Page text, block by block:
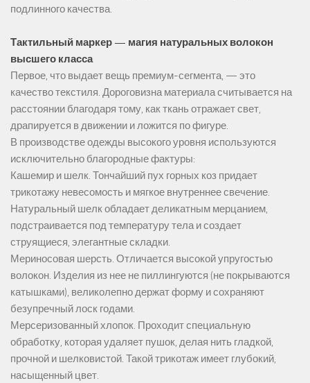
подлинного качества.
Тактильный маркер — магия натуральных волокон
высшего класса
Первое, что выдает вещь премиум-сегмента, — это
качество текстиля. Дороговизна материала считывается на
расстоянии благодаря тому, как ткань отражает свет,
драпируется в движении и ложится по фигуре.
В производстве одежды высокого уровня используются
исключительно благородные фактуры:
Кашемир и шелк. Тончайший пух горных коз придает
трикотажу невесомость и мягкое внутреннее свечение.
Натуральный шелк обладает деликатным мерцанием,
подстраивается под температуру тела и создает
струящиеся, элегантные складки.
Мериносовая шерсть. Отличается высокой упругостью
волокон. Изделия из нее не пиллингуются (не покрываются
катышками), великолепно держат форму и сохраняют
безупречный лоск годами.
Мерсеризованный хлопок. Проходит специальную
обработку, которая удаляет пушок, делая нить гладкой,
прочной и шелковистой. Такой трикотаж имеет глубокий,
насыщенный цвет.